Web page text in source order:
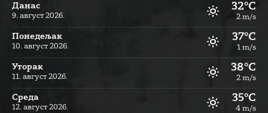
Данас
9. август 2026.
32°C
2 m/s
Понедељак
10. август 2026.
37°C
1 m/s
Уторак
11. август 2026.
38°C
2 m/s
Cреда
12. август 2026.
35°C
4 m/s